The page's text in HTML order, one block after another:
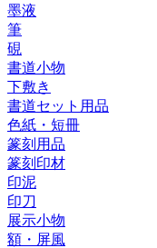
墨液
筆
硯
書道小物
下敷き
書道セット用品
色紙・短冊
篆刻用品
篆刻印材
印泥
印刀
展示小物
額・屏風